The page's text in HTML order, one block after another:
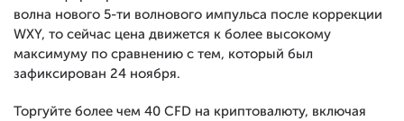
волна нового 5-ти волнового импульса после коррекции
WXY, то сейчас цена движется к более высокому
максимуму по сравнению с тем, который был
зафиксирован 24 ноября.
Торгуйте более чем 40 CFD на криптовалюту, включая